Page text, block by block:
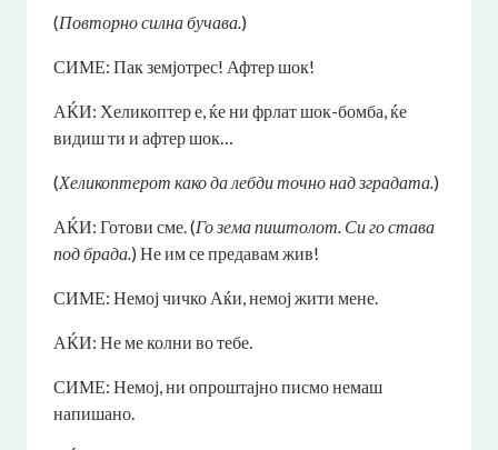
(Повторно силна бучава.)
СИМЕ: Пак земјотрес! Афтер шок!
АЌИ: Хеликоптер е, ќе ни фрлат шок-бомба, ќе
видиш ти и афтер шок…
(Хеликоптерот како да лебди точно над зградата.)
АЌИ: Готови сме. (Го зема пиштолот. Си го става
под брада.) Не им се предавам жив!
СИМЕ: Немој чичко Аќи, немој жити мене.
АЌИ: Не ме колни во тебе.
СИМЕ: Немој, ни опроштајно писмо немаш
напишано.